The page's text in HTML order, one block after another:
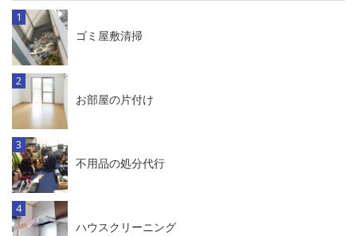
ゴミ屋敷清掃
お部屋の片付け
不用品の処分代行
ハウスクリーニング